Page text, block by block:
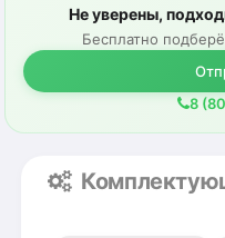
Не уверены,
Бесплатно
8